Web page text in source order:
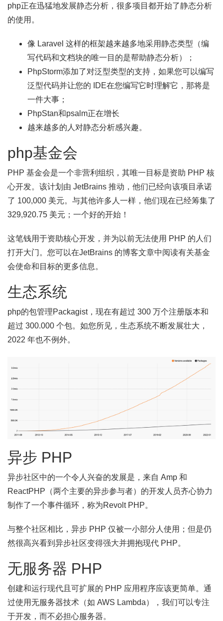
php正在迅猛地发展静态分析，很多项目都开始了静态分析
的使用。
像 Laravel 这样的框架越来越多地采用静态类型（编
写代码和文档块的唯一目的是帮助静态分析）；
PhpStorm添加了对泛型类型的支持，如果您可以编写
泛型代码并让您的 IDE在您编写它时理解它，那将是
一件大事；
PhpStan和psalm正在增长
越来越多的人对静态分析感兴趣。
php基金会
PHP 基金会是一个非营利组织，其唯一目标是资助 PHP 核
心开发。该计划由 JetBrains 推动，他们已经向该项目承诺
了 100,000 美元。与其他许多人一样，他们现在已经筹集了
329,920.75 美元；一个好的开始！
这笔钱用于资助核心开发，并为以前无法使用 PHP 的人们
打开大门。您可以在JetBrains 的博客文章中阅读有关基金
会使命和目标的更多信息。
生态系统
php的包管理Packagist，现在有超过 300 万个注册版本和
超过 300.000 个包。如您所见，生态系统不断发展壮大，
2022 年也不例外。
异步 PHP
异步社区中的一个令人兴奋的发展是，来自 Amp 和
ReactPHP（两个主要的异步参与者）的开发人员齐心协力
制作了一个事件循环，称为Revolt PHP。
与整个社区相比，异步 PHP 仅被一小部分人使用；但是仍
然很高兴看到异步社区变得强大并拥抱现代 PHP。
无服务器 PHP
创建和运行现代且可扩展的 PHP 应用程序应该更简单。通
过使用无服务器技术（如 AWS Lambda），我们可以专注
于开发，而不必担心服务器。